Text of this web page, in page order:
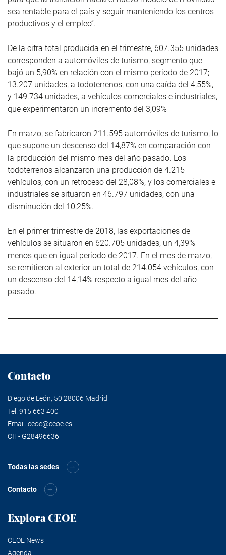
sea rentable para el país y seguir manteniendo los centros
productivos y el empleo”.
De la cifra total producida en el trimestre, 607.355 unidades
corresponden a automóviles de turismo, segmento que
bajó un 5,90% en relación con el mismo periodo de 2017;
13.207 unidades, a todoterrenos, con una caída del 4,55%,
y 149.734 unidades, a vehículos comerciales e industriales,
que experimentaron un incremento del 3,09%
En marzo, se fabricaron 211.595 automóviles de turismo, lo
que supone un descenso del 14,87% en comparación con
la producción del mismo mes del año pasado. Los
todoterrenos alcanzaron una producción de 4.215
vehículos, con un retroceso del 28,08%, y los comerciales e
industriales se situaron en 46.797 unidades, con una
disminución del 10,25%.
En el primer trimestre de 2018, las exportaciones de
vehículos se situaron en 620.705 unidades, un 4,39%
menos que en igual periodo de 2017. En el mes de marzo,
se remitieron al exterior un total de 214.054 vehículos, con
un descenso del 14,14% respecto a igual mes del año
pasado.
Contacto
Diego de León, 50 28006 Madrid
Tel. 915 663 400
Email. ceoe@ceoe.es
CIF- G28496636
Todas las sedes
Contacto
Explora CEOE
CEOE News
Agenda